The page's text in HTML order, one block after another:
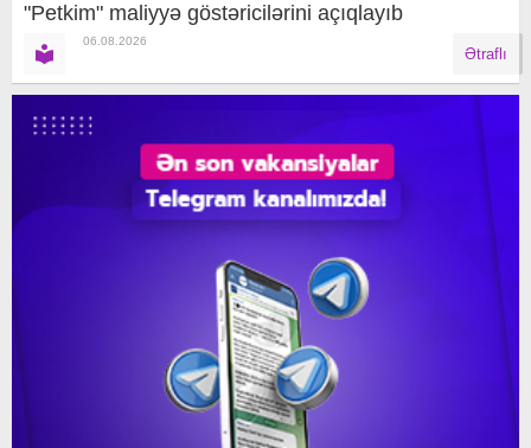
"Petkim" maliyyə göstəricilərini açıqlayıb
06.08.2026
Ətraflı